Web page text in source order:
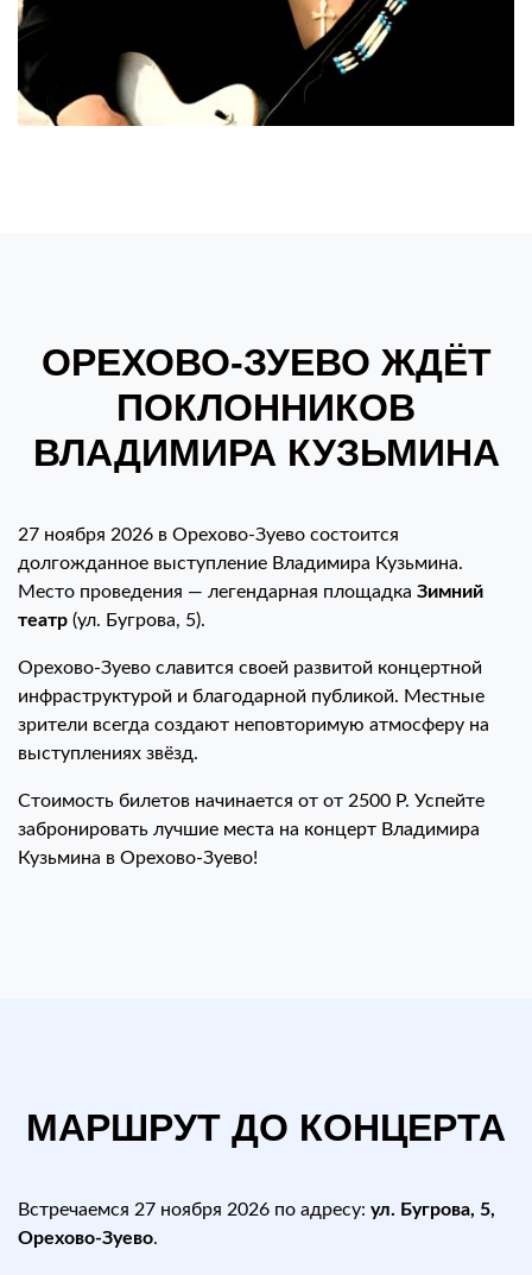
ОРЕХОВО-ЗУЕВО ЖДЁТ
ПОКЛОННИКОВ
ВЛАДИМИРА КУЗЬМИНА
27 ноября 2026 в Орехово-Зуево состоится
долгожданное выступление Владимира Кузьмина.
Место проведения — легендарная площадка Зимний
театр (ул. Бугрова, 5).
Орехово-Зуево славится своей развитой концертной
инфраструктурой и благодарной публикой. Местные
зрители всегда создают неповторимую атмосферу на
выступлениях звёзд.
Стоимость билетов начинается от от 2500 Р. Успейте
забронировать лучшие места на концерт Владимира
Кузьмина в Орехово-Зуево!
МАРШРУТ ДО КОНЦЕРТА
Встречаемся 27 ноября 2026 по адресу: ул. Бугрова, 5,
Орехово-Зуево.